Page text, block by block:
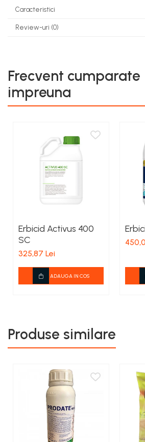
Caracteristici
Review-uri (0)
Frecvent cumparate
impreuna
Erbicid Activus 400
SC
325,87 Lei
ADAUGA IN COS
Produse similare